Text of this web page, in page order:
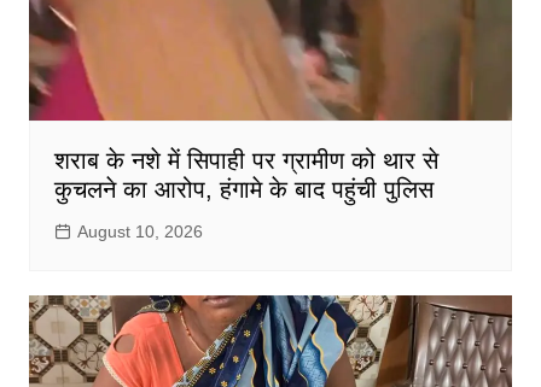
शराब के नशे में सिपाही पर ग्रामीण को थार से
कुचलने का आरोप, हंगामे के बाद पहुंची पुलिस
August 10, 2026